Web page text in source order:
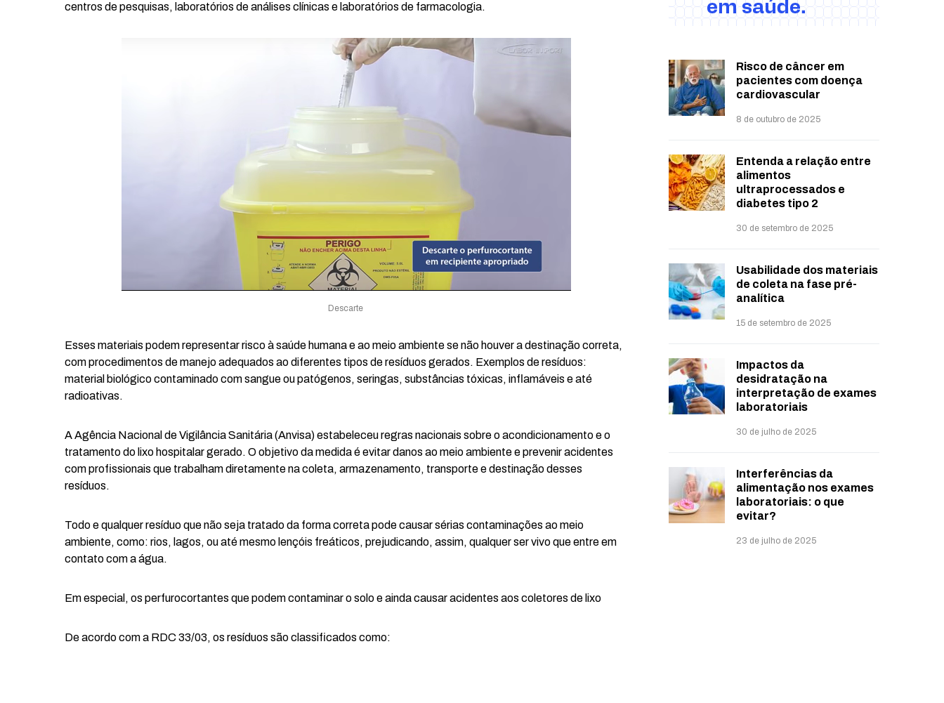
centros de pesquisas, laboratórios de análises clínicas e laboratórios de farmacologia.
Descarte
Esses materiais podem representar risco à saúde humana e ao meio ambiente se não houver a destinação correta,
com procedimentos de manejo adequados ao diferentes tipos de resíduos gerados. Exemplos de resíduos:
material biológico contaminado com sangue ou patógenos, seringas, substâncias tóxicas, inflamáveis e até
radioativas.
A Agência Nacional de Vigilância Sanitária (Anvisa) estabeleceu regras nacionais sobre o acondicionamento e o
tratamento do lixo hospitalar gerado. O objetivo da medida é evitar danos ao meio ambiente e prevenir acidentes
com profissionais que trabalham diretamente na coleta, armazenamento, transporte e destinação desses
resíduos.
Todo e qualquer resíduo que não seja tratado da forma correta pode causar sérias contaminações ao meio
ambiente, como: rios, lagos, ou até mesmo lençóis freáticos, prejudicando, assim, qualquer ser vivo que entre em
contato com a água.
Em especial, os perfurocortantes que podem contaminar o solo e ainda causar acidentes aos coletores de lixo
De acordo com a RDC 33/03, os resíduos são classificados como:
Risco de câncer em
pacientes com doença
cardiovascular
8 de outubro de 2025
Entenda a relação entre
alimentos
ultraprocessados e
diabetes tipo 2
30 de setembro de 2025
Usabilidade dos materiais
de coleta na fase pré-
analítica
15 de setembro de 2025
Impactos da
desidratação na
interpretação de exames
laboratoriais
30 de julho de 2025
Interferências da
alimentação nos exames
laboratoriais: o que
evitar?
23 de julho de 2025